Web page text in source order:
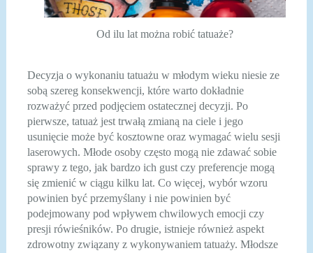
Od ilu lat można robić tatuaże?
Decyzja o wykonaniu tatuażu w młodym wieku niesie ze
sobą szereg konsekwencji, które warto dokładnie
rozważyć przed podjęciem ostatecznej decyzji. Po
pierwsze, tatuaż jest trwałą zmianą na ciele i jego
usunięcie może być kosztowne oraz wymagać wielu sesji
laserowych. Młode osoby często mogą nie zdawać sobie
sprawy z tego, jak bardzo ich gust czy preferencje mogą
się zmienić w ciągu kilku lat. Co więcej, wybór wzoru
powinien być przemyślany i nie powinien być
podejmowany pod wpływem chwilowych emocji czy
presji rówieśników. Po drugie, istnieje również aspekt
zdrowotny związany z wykonywaniem tatuaży. Młodsze